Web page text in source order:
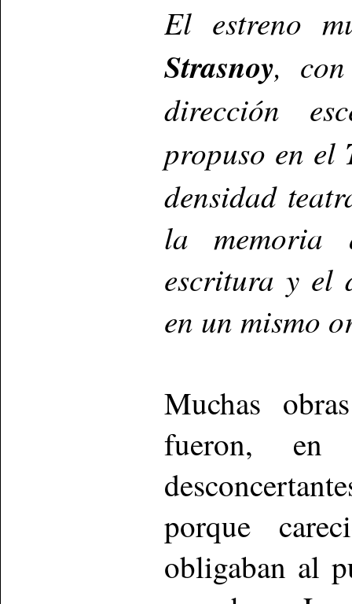
El estreno
Strasnoy,
dirección
propuso en el
densidad
la memoria
escritura y el
en un mismo
Muchas
fueron, en
porque
obligaban al